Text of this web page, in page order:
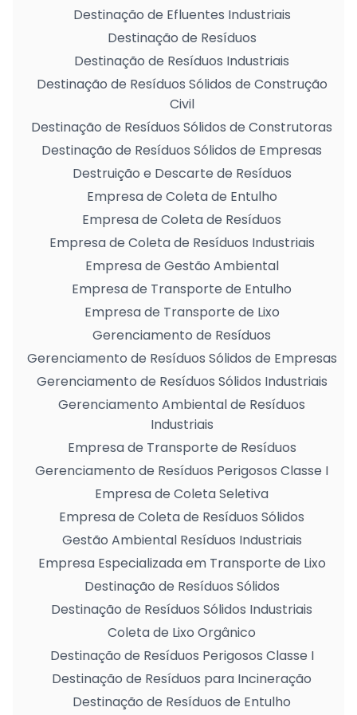
Destinação de Efluentes Industriais
Destinação de Resíduos
Destinação de Resíduos Industriais
Destinação de Resíduos Sólidos de Construção
Civil
Destinação de Resíduos Sólidos de Construtoras
Destinação de Resíduos Sólidos de Empresas
Destruição e Descarte de Resíduos
Empresa de Coleta de Entulho
Empresa de Coleta de Resíduos
Empresa de Coleta de Resíduos Industriais
Empresa de Gestão Ambiental
Empresa de Transporte de Entulho
Empresa de Transporte de Lixo
Gerenciamento de Resíduos
Gerenciamento de Resíduos Sólidos de Empresas
Gerenciamento de Resíduos Sólidos Industriais
Gerenciamento Ambiental de Resíduos
Industriais
Empresa de Transporte de Resíduos
Gerenciamento de Resíduos Perigosos Classe I
Empresa de Coleta Seletiva
Empresa de Coleta de Resíduos Sólidos
Gestão Ambiental Resíduos Industriais
Empresa Especializada em Transporte de Lixo
Destinação de Resíduos Sólidos
Destinação de Resíduos Sólidos Industriais
Coleta de Lixo Orgânico
Destinação de Resíduos Perigosos Classe I
Destinação de Resíduos para Incineração
Destinação de Resíduos de Entulho